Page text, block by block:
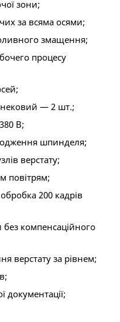
зони;
за всяма осями;
змащення;
процесу
— 2 шт.;
B;
шпинделя;
верстату;
повітрям;
200 кадрів
без компенсаційного
верстату за рівнем;
документації;